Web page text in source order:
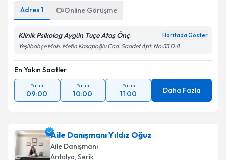
Adres 1 Online Görüşme
Klinik Psikolog Aygün Tuçe Ataş Önç Haritada Göster
Yeşilbahçe Mah. Metin Kasapoğlu Cad. Saadet Apt. No:33 D:8
En Yakın Saatler
Yarın
09:00
Yarın
10:00
Yarın
11:00 Daha Fazla
Aile Danışmanı Yıldız Oğuz
Aile Danışmanı
Antalya, Serik